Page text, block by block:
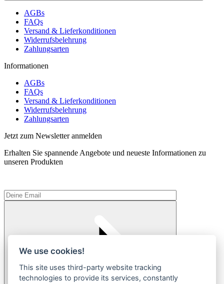
AGBs
FAQs
Versand & Lieferkonditionen
Widerrufsbelehrung
Zahlungsarten
Informationen
AGBs
FAQs
Versand & Lieferkonditionen
Widerrufsbelehrung
Zahlungsarten
Jetzt zum Newsletter anmelden
Erhalten Sie spannende Angebote und neueste Informationen zu
unseren Produkten
We use cookies!
This site uses third-party website tracking
technologies to provide its services, constantly